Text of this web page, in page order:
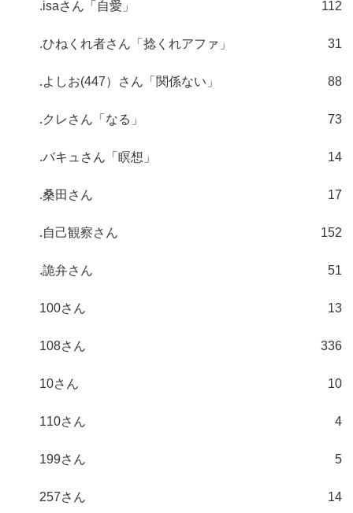
.isaさん「自愛」 112
.ひねくれ者さん「捻くれアファ」 31
.よしお(447）さん「関係ない」 88
.クレさん「なる」 73
.バキュさん「瞑想」 14
.桑田さん 17
.自己観察さん 152
.詭弁さん 51
100さん 13
108さん 336
10さん 10
110さん 4
199さん 5
257さん 14